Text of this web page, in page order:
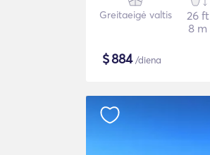
Greitaeigė valtis
26 ft
8 m
$884/diena